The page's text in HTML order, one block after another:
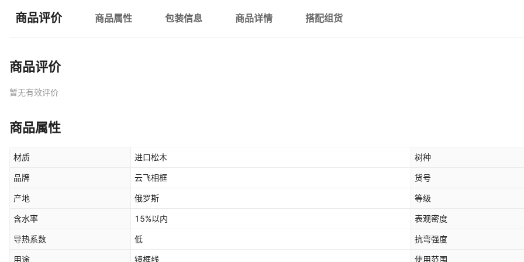
商品评价 商品属性 包装信息 商品详情 搭配组货
商品评价
暂无有效评价
商品属性
材质 进口松木 树种
品牌 云飞相框 货号
产地 俄罗斯 等级
含水率 15%以内 表观密度
导热系数 低 抗弯强度
用途 镜框线 使用范围